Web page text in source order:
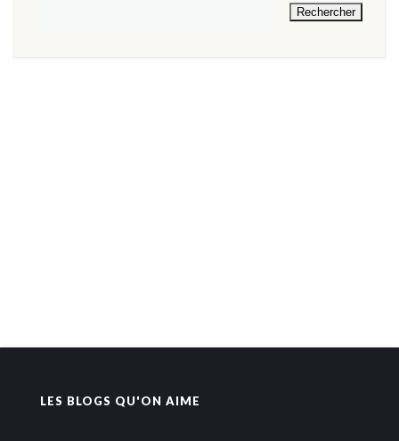
LES BLOGS QU'ON AIME